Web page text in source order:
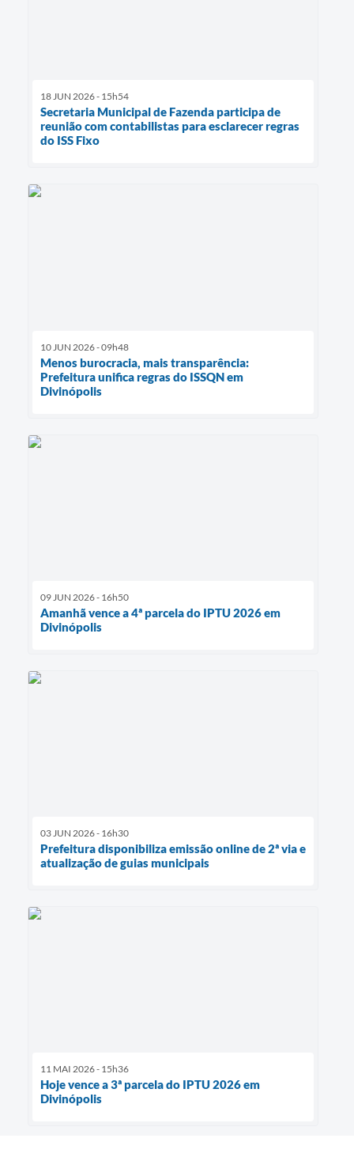
18 JUN 2026 - 15h54
Secretaria Municipal de Fazenda participa de
reunião com contabilistas para esclarecer regras
do ISS Fixo
10 JUN 2026 - 09h48
Menos burocracia, mais transparência:
Prefeitura unifica regras do ISSQN em
Divinópolis
09 JUN 2026 - 16h50
Amanhã vence a 4ª parcela do IPTU 2026 em
Divinópolis
03 JUN 2026 - 16h30
Prefeitura disponibiliza emissão online de 2ª via e
atualização de guias municipais
11 MAI 2026 - 15h36
Hoje vence a 3ª parcela do IPTU 2026 em
Divinópolis